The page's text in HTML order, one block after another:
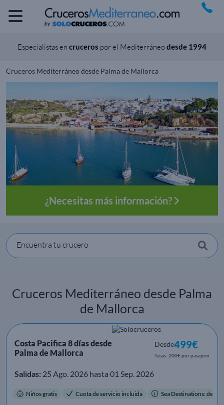
Especialistas en cruceros por el Mediterráneodesde 1994
Cruceros Mediterráneo desde Palma de Mallorca
¿Necesitas más información?
Encuentra tu crucero
Cruceros Mediterráneo desde Palma
de Mallorca
Costa Pacifica 8 días desde
Palma de Mallorca
Desde499€
Tasas: 200€ por pasajero
Salidas: 25 Ago. 2026 hasta 01 Sep. 2026
Niños gratis Cuota de servicio incluida Sea Destinations: